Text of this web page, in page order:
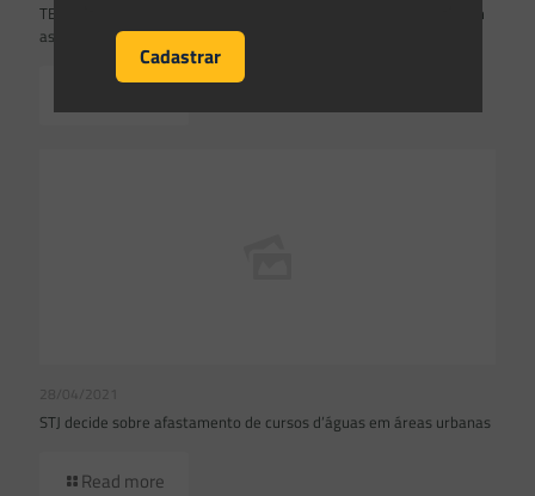
TEMA 1010: STJ decidiu que em áreas urbanas consolidadas valem
as APPs do Código Florestal. Entenda os fundamentos da decisão
28/04/2021
STJ decide sobre afastamento de cursos d’águas em áreas urbanas
Read more